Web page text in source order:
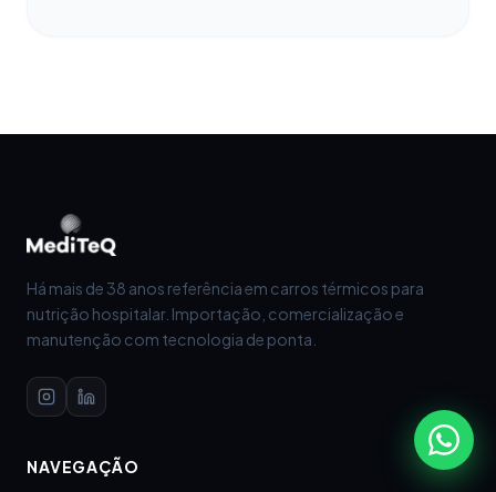
Há mais de 38 anos referência em carros térmicos para
nutrição hospitalar. Importação, comercialização e
manutenção com tecnologia de ponta.
NAVEGAÇÃO